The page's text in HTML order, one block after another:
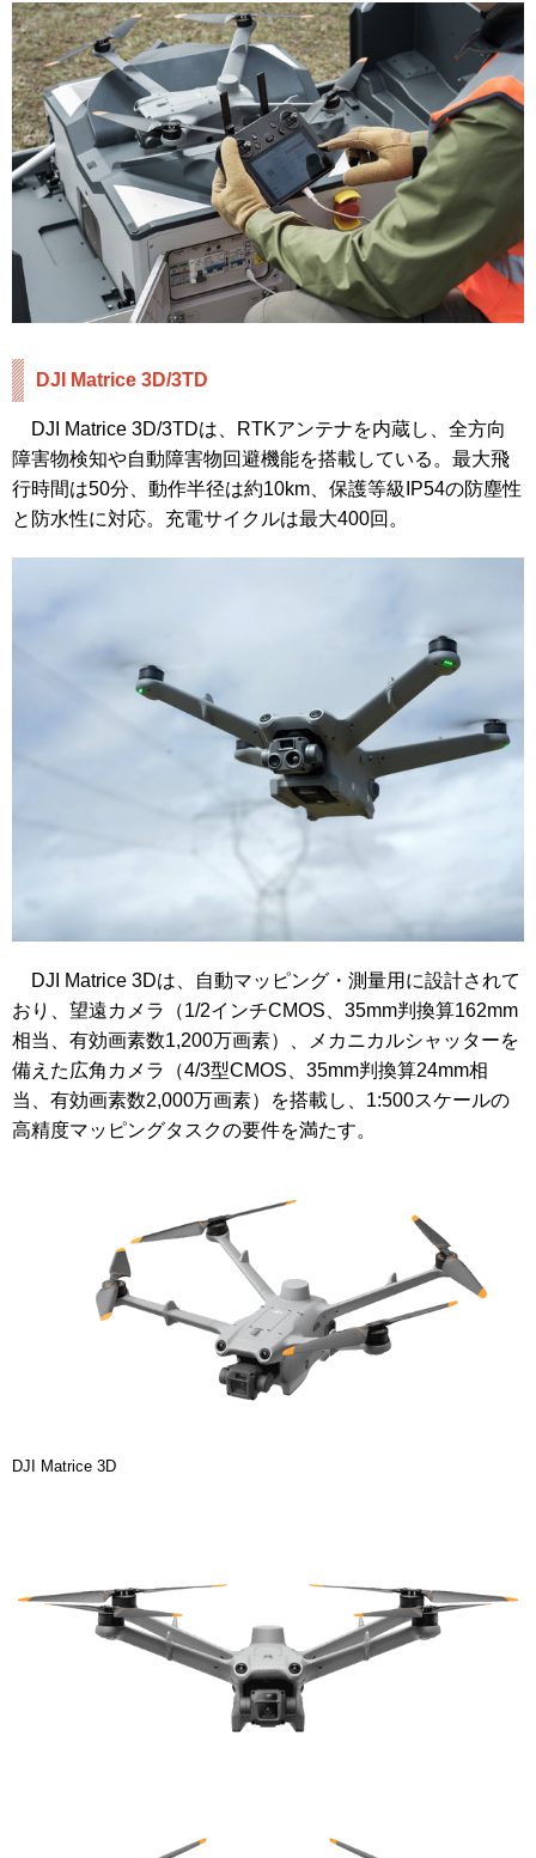
DJI Matrice 3D/3TD
DJI Matrice 3D/3TDは、RTKアンテナを内蔵し、全方向
障害物検知や自動障害物回避機能を搭載している。最大飛
行時間は50分、動作半径は約10km、保護等級IP54の防塵性
と防水性に対応。充電サイクルは最大400回。
DJI Matrice 3Dは、自動マッピング・測量用に設計されて
おり、望遠カメラ（1/2インチCMOS、35mm判換算162mm
相当、有効画素数1,200万画素）、メカニカルシャッターを
備えた広角カメラ（4/3型CMOS、35mm判換算24mm相
当、有効画素数2,000万画素）を搭載し、1:500スケールの
高精度マッピングタスクの要件を満たす。
DJI Matrice 3D